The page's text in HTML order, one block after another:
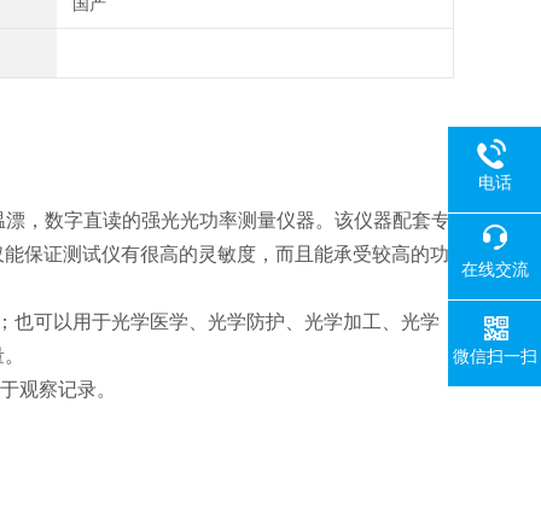
，数字直读的强光光功率测量仪器。该仪器配套专
保证测试仪有很高的灵敏度，而且能承受较高的功
可以用于光学医学、光学防护、光学加工、光学
观察记录。
电话
在线交流
微信扫一扫